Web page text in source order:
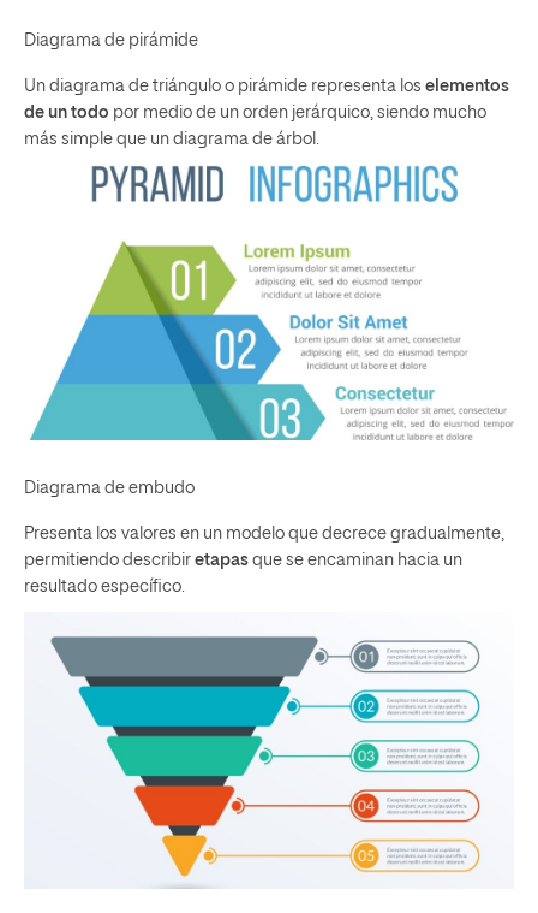
Diagrama de pirámide
Un diagrama de triángulo o pirámide representa los elementos
de un todo por medio de un orden jerárquico, siendo mucho
más simple que un diagrama de árbol.
Diagrama de embudo
Presenta los valores en un modelo que decrece gradualmente,
permitiendo describir etapas que se encaminan hacia un
resultado específico.